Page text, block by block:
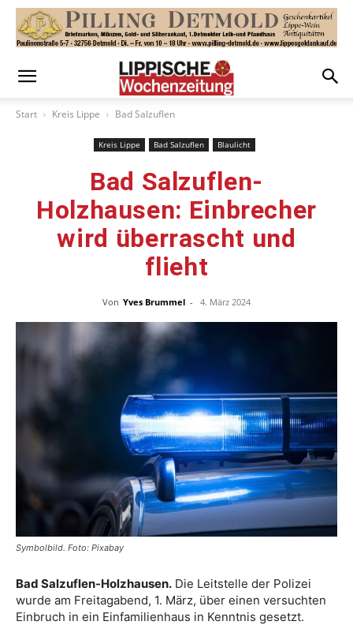
Start Kreis Lippe Bad Salzuflen
Kreis Lippe Bad Salzuflen Blaulicht
Bad Salzuflen-
Holzhausen: Einbrecher
wird überrascht und
flieht
Von Yves Brummel - 4. März 2024
Symbolbild. Foto: Pixabay
Bad Salzuflen-Holzhausen. Die Leitstelle der Polizei
wurde am Freitagabend, 1. März, über einen versuchten
Einbruch in ein Einfamilienhaus in Kenntnis gesetzt.